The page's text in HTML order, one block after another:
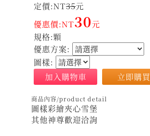
定價:NT35元
優惠價:NT30元
規格:顆
優惠方案:
圖樣:
加入購物車
立即購買
商品內容/product detail
圖樣彩繪夾心雪堡
其他神尊歡迎洽詢